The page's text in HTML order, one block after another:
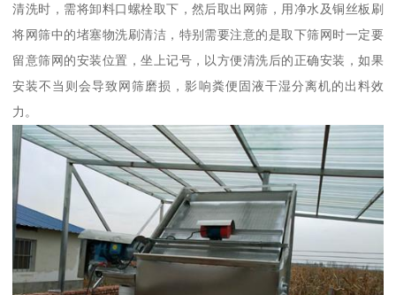
清洗时，需将卸料口螺栓取下，然后取出网筛，用净水及铜丝板刷
将网筛中的堵塞物洗刷清洁，特别需要注意的是取下筛网时一定要
留意筛网的安装位置，坐上记号，以方便清洗后的正确安装，如果
安装不当则会导致网筛磨损，影响粪便固液干湿分离机的出料效
力。